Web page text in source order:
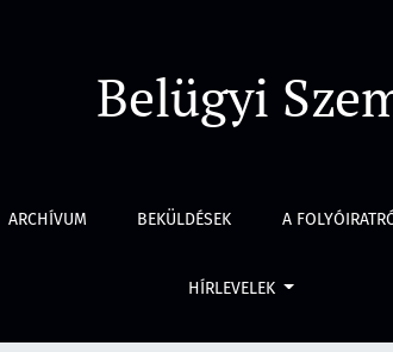
meghalnia, az minek éljen még éveket?”
Belügyi
ARCHÍVUM BEKÜLDÉSEK A
HÍRLEVELEK